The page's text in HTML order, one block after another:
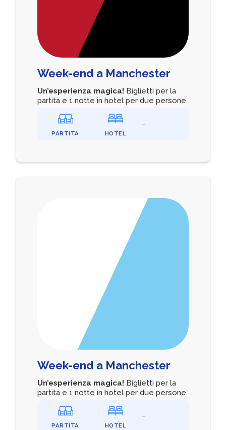
Week-end a Manchester
Un’esperienza magica! Biglietti per la
partita e 1 notte in hotel per due persone.
PARTITA HOTEL
Week-end a Manchester
Un’esperienza magica! Biglietti per la
partita e 1 notte in hotel per due persone.
PARTITA HOTEL